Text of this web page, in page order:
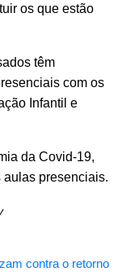
os que estão
têm
com os
Infantil e
da Covid-19,
aulas presenciais.
contra o retorno